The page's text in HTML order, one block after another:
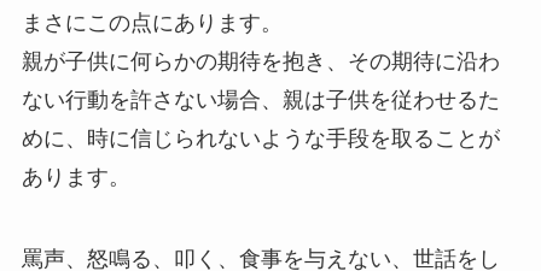
まさにこの点にあります。
親が子供に何らかの期待を抱き、その期待に沿わ
ない行動を許さない場合、親は子供を従わせるた
めに、時に信じられないような手段を取ることが
あります。
罵声、怒鳴る、叩く、食事を与えない、世話をし